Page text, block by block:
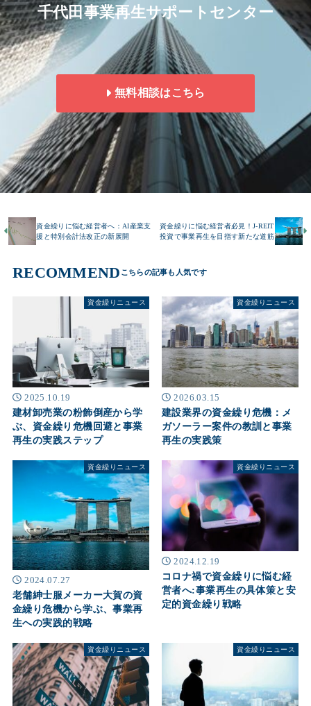
千代田事業再生サポートセンター
無料相談はこちら
資金繰りに悩む経営者へ：AI産業支
援と特別会計法改正の新展開
資金繰りに悩む経営者必見！J-REIT
投資で事業再生を目指す新たな道筋
RECOMMEND
資金繰りニュース
2025.10.19
建材卸売業の粉飾倒産から学
ぶ、資金繰り危機回避と事業
再生の実践ステップ
資金繰りニュース
2026.03.15
建設業界の資金繰り危機：メ
ガソーラー案件の教訓と事業
再生の実践策
資金繰りニュース
2024.07.27
老舗紳士服メーカー大賀の資
金繰り危機から学ぶ、事業再
生への実践的戦略
資金繰りニュース
2024.12.19
コロナ禍で資金繰りに悩む経
営者へ:事業再生の具体策と安
定的資金繰り戦略
資金繰りニュース 資金繰りニュース